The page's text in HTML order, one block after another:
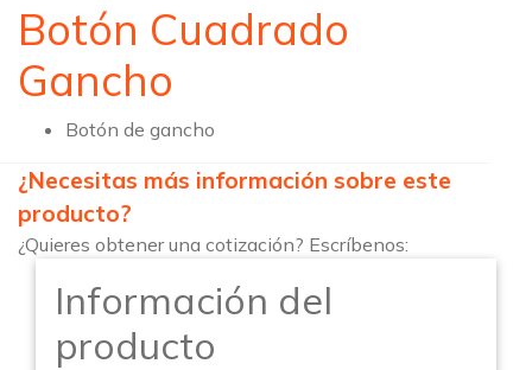
Botón Cuadrado
Gancho
Botón de gancho
¿Necesitas más información sobre este
producto?
¿Quieres obtener una cotización? Escríbenos:
Información del
producto